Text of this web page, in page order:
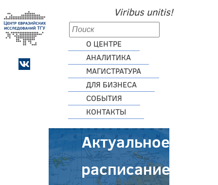
Viribus unitis!
О ЦЕНТРЕ
АНАЛИТИКА
МАГИСТРАТУРА
ДЛЯ БИЗНЕСА
СОБЫТИЯ
КОНТАКТЫ
Актуальное
расписание